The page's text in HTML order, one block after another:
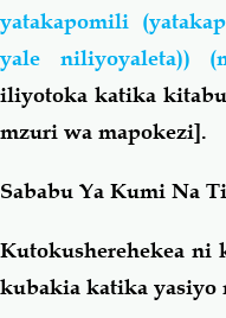
yatakapomili
yale niliyoyaleta))
iliyotoka katika
mzuri wa mapokezi].
Sababu Ya Kumi Na
Kutokusherehekea ni
kubakia katika yasiyo